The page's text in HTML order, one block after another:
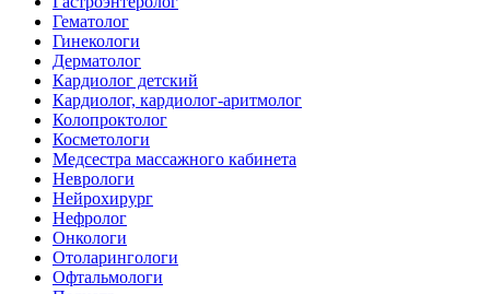
Гематолог
Гинекологи
Дерматолог
Кардиолог детский
Кардиолог, кардиолог-аритмолог
Колопроктолог
Косметологи
Медсестра массажного кабинета
Неврологи
Нейрохирург
Нефролог
Онкологи
Отоларингологи
Офтальмологи